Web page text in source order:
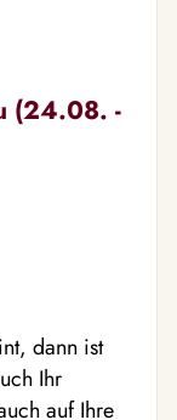
(24.08. -
dann ist
Ihr
auf Ihre